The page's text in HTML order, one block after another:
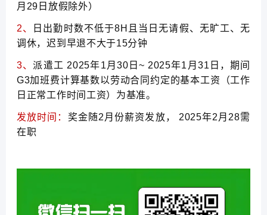
月29日放假除外）
2、
日出勤时数不低于8H且当日无请假、无旷工、无
调休，迟到早退不大于15分钟
3、派遣工 2025年1月30日~ 2025年1月31日，期间
G3加班费计算基数以劳动合同约定的基本工资（工作
日正常工作时间工资）为基准。
发放时间： 奖金随2月份薪资发放， 2025年2月28需
在职